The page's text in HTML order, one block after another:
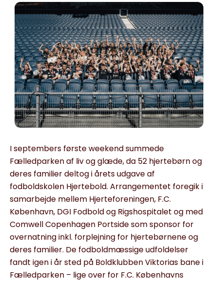
I septembers første weekend summede
Fælledparken af liv og glæde, da 52 hjertebørn og
deres familier deltog i årets udgave af
fodboldskolen Hjertebold. Arrangementet foregik i
samarbejde mellem Hjerteforeningen, F.C.
København, DGI Fodbold og Rigshospitalet og med
Comwell Copenhagen Portside som sponsor for
overnatning inkl. forplejning for hjertebørnene og
deres familier. De fodboldmæssige udfoldelser
fandt igen i år sted på Boldklubben Viktorias bane i
Fælledparken – lige over for F.C. Københavns